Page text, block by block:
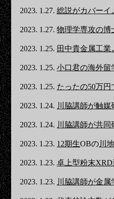
2023. 1.27. 総説がカバーイ
2023. 1.27. 物理学専攻の博
2023. 1.25. 田中貴金属工
2023. 1.25. 小口君の海外留
2023. 1.25. たったの50万
2023. 1.24. 川脇講師が触
2023. 1.24. 川脇講師が共
2023. 1.23. 12期生OBの川
2023. 1.23. 卓上型粉末
2023. 1.23. 川脇講師が金